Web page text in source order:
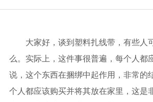
大家好，谈到塑料扎线带，有些人
么。实际上，这件事很普遍，每个人都
说，这个东西在捆绑中起作用，非常的
个人都应该购买并将其放在家里，这是